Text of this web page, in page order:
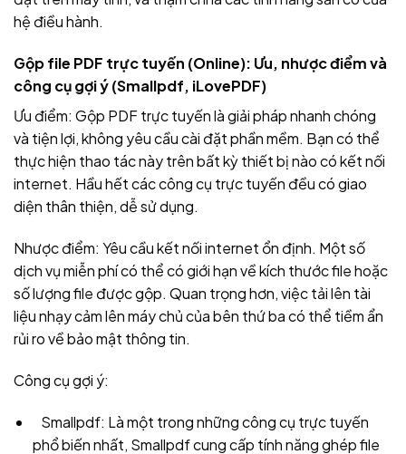
hệ điều hành.
Gộp file PDF trực tuyến (Online): Ưu, nhược điểm và
công cụ gợi ý (Smallpdf, iLovePDF)
Ưu điểm: Gộp PDF trực tuyến là giải pháp nhanh chóng
và tiện lợi, không yêu cầu cài đặt phần mềm. Bạn có thể
thực hiện thao tác này trên bất kỳ thiết bị nào có kết nối
internet. Hầu hết các công cụ trực tuyến đều có giao
diện thân thiện, dễ sử dụng.
Nhược điểm: Yêu cầu kết nối internet ổn định. Một số
dịch vụ miễn phí có thể có giới hạn về kích thước file hoặc
số lượng file được gộp. Quan trọng hơn, việc tải lên tài
liệu nhạy cảm lên máy chủ của bên thứ ba có thể tiềm ẩn
rủi ro về bảo mật thông tin.
Công cụ gợi ý:
Smallpdf: Là một trong những công cụ trực tuyến
phổ biến nhất, Smallpdf cung cấp tính năng ghép file